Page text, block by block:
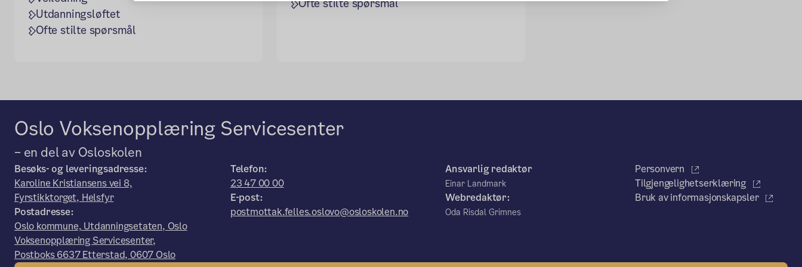
Utdanningsløftet
Ofte stilte spørsmål
Ofte stilte spørsmål
Oslo Voksenopplæring Servicesenter
– en del av Osloskolen
Besøks- og leveringsadresse:
Karoline Kristiansens vei 8,
Fyrstikktorget, Helsfyr
Postadresse:
Oslo kommune, Utdanningsetaten, Oslo
Voksenopplæring Servicesenter,
Postboks 6637 Etterstad, 0607 Oslo
Telefon:
23 47 00 00
E-post:
postmottak.felles.oslovo@osloskolen.no
Ansvarlig redaktør
Einar Landmark
Webredaktør:
Oda Risdal Grimnes
Personvern
Tilgjengelighetserklæring
Bruk av informasjonskapsler